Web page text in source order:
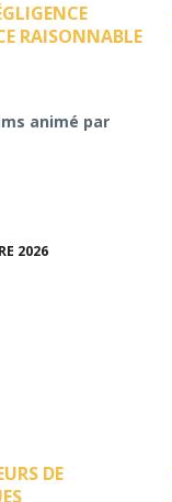
RAISONNABLE
animé par
2026
DE